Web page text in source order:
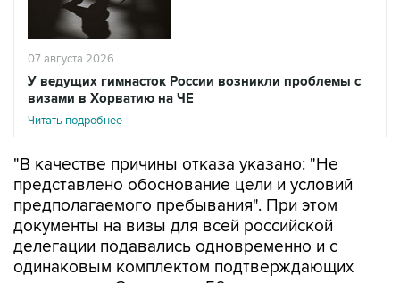
07 августа 2026
У ведущих гимнасток России возникли проблемы с
визами в Хорватию на ЧЕ
Читать подробнее
"В качестве причины отказа указано: "Не
предполагаемого пребывания". При этом
документы на визы для всей российской
делегации подавались одновременно и с
одинаковым комплектом подтверждающих
документов. Остальные 56 членов делегации
визы получили", - говорится в сообщении